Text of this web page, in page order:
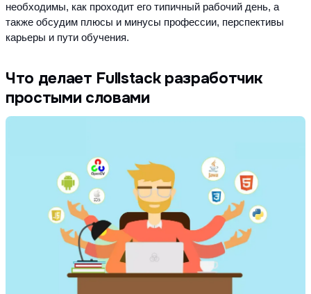
необходимы, как проходит его типичный рабочий день, а
также обсудим плюсы и минусы профессии, перспективы
карьеры и пути обучения.
Что делает Fullstack разработчик
простыми словами